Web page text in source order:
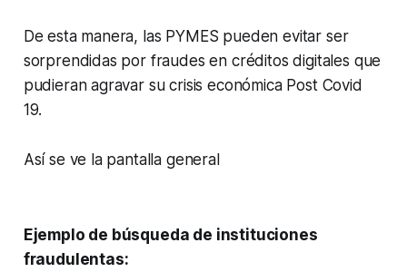
De esta manera, las PYMES pueden evitar ser
sorprendidas por fraudes en créditos digitales que
pudieran agravar su crisis económica Post Covid
19.
Así se ve la pantalla general
Ejemplo de búsqueda de instituciones
fraudulentas: